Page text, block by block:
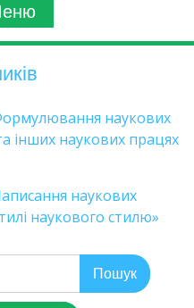
наукових
інших наукових працях
наукових
наукового стилю»